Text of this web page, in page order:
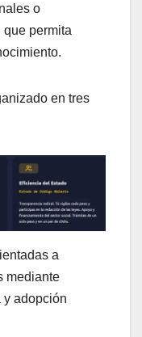
o
que permita
en tres
a
mediante
y adopción